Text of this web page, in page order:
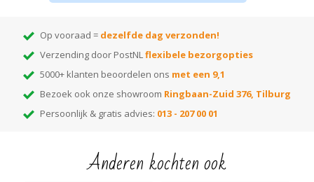
prijs is per 10 stuks!
Op vooraad = dezelfde dag verzonden!
Verzending door PostNLflexibele bezorgopties
5000+ klanten beoordelen ons met een 9,1
Bezoek ook onze showroom Ringbaan-Zuid 376, Tilburg
Persoonlijk & gratis advies: 013 - 207 00 01
Anderen kochten ook